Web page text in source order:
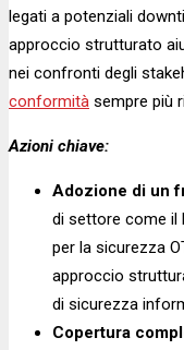
legati a potenziali
approccio strutturato
nei confronti degli
conformità sempre più
Azioni chiave:
Adozione di un
di settore come il
per la sicurezza
approccio
di sicurezza
Copertura